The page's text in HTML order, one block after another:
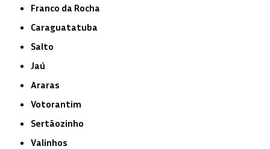
Franco da Rocha
Caraguatatuba
Salto
Jaú
Araras
Votorantim
Sertãozinho
Valinhos